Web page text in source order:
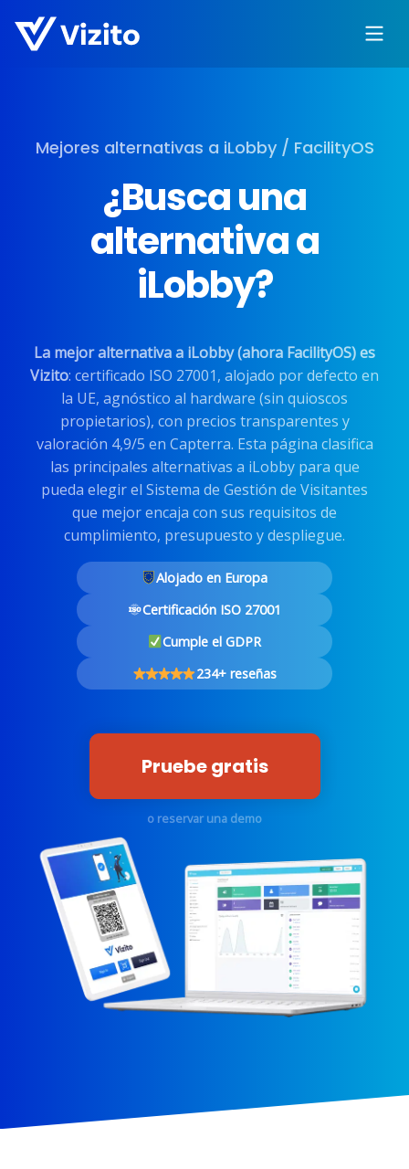
Mejores alternativas a iLobby / FacilityOS
¿Busca una
alternativa a
iLobby?
La mejor alternativa a iLobby (ahora FacilityOS) es
Vizito: certificado ISO 27001, alojado por defecto en
la UE, agnóstico al hardware (sin quioscos
propietarios), con precios transparentes y
valoración 4,9/5 en Capterra. Esta página clasifica
las principales alternativas a iLobby para que
pueda elegir el Sistema de Gestión de Visitantes
que mejor encaja con sus requisitos de
cumplimiento, presupuesto y despliegue.
Alojado en Europa
Certificación ISO 27001
Cumple el GDPR
234+ reseñas
Pruebe gratis
o reservar una demo